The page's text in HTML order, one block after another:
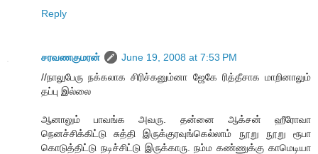
Reply
சரவணகுமரன்
June 19, 2008 at 7:53 PM
//நாலுபேரு நக்கலாக சிரிச்கனும்னா ஜேகே ரித்தீசாக மாறினாலும்
தப்பு இல்லை
ஆனாலும் பாவங்க அவரு. தன்னை ஆக்சன் ஹீரோவா
நெனச்சிக்கிட்டு சுத்தி இருக்குரவுங்கெல்லாம் நூறு நூறு ரூபா
கொடுத்திட்டு நடிச்சிட்டு இருக்காரு. நம்ம கண்ணுக்கு காமெடியா